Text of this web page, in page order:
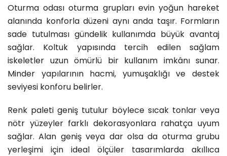
Oturma odası oturma grupları evin yoğun hareket
alanında konforla düzeni aynı anda taşır. Formların
sade tutulması gündelik kullanımda büyük avantaj
sağlar. Koltuk yapısında tercih edilen sağlam
iskeletler uzun ömürlü bir kullanım imkânı sunar.
Minder yapılarının hacmi, yumuşaklığı ve destek
seviyesi konforu belirler.
Renk paleti geniş tutulur böylece sıcak tonlar veya
nötr yüzeyler farklı dekorasyonlara rahatça uyum
sağlar. Alan geniş veya dar olsa da oturma grubu
yerleşimi için ideal ölçüler tasarımlarda akıllıca